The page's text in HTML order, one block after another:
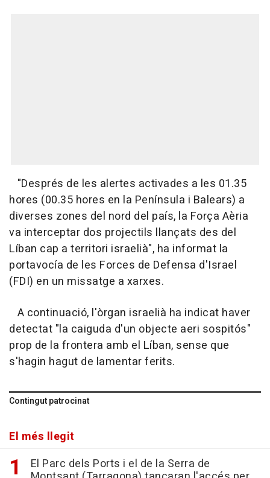
"Després de les alertes activades a les 01.35
hores (00.35 hores en la Península i Balears) a
diverses zones del nord del país, la Força Aèria
va interceptar dos projectils llançats des del
Líban cap a territori israelià", ha informat la
portavocía de les Forces de Defensa d'Israel
(FDI) en un missatge a xarxes.
A continuació, l'òrgan israelià ha indicat haver
detectat "la caiguda d'un objecte aeri sospitós"
prop de la frontera amb el Líban, sense que
s'hagin hagut de lamentar ferits.
Contingut patrocinat
El més llegit
El Parc dels Ports i el de la Serra de